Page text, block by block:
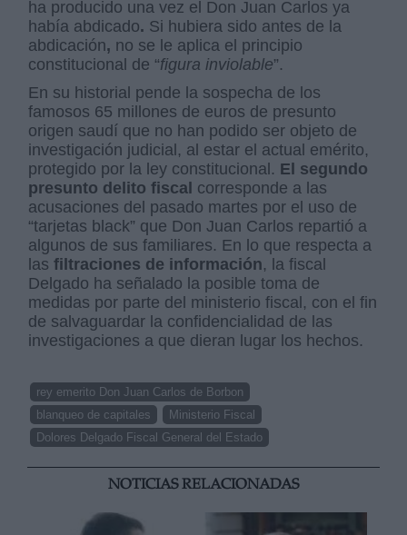
ha producido una vez el Don Juan Carlos ya
había abdicado. Si hubiera sido antes de la
abdicación, no se le aplica el principio
constitucional de “figura inviolable”.
En su historial pende la sospecha de los
famosos 65 millones de euros de presunto
origen saudí que no han podido ser objeto de
investigación judicial, al estar el actual emérito,
protegido por la ley constitucional. El segundo
presunto delito fiscal corresponde a las
acusaciones del pasado martes por el uso de
“tarjetas black” que Don Juan Carlos repartió a
algunos de sus familiares. En lo que respecta a
lasfiltraciones de información, la fiscal
Delgado ha señalado la posible toma de
medidas por parte del ministerio fiscal, con el fin
de salvaguardar la confidencialidad de las
investigaciones a que dieran lugar los hechos.
rey emerito Don Juan Carlos de Borbon
blanqueo de capitales
Ministerio Fiscal
Dolores Delgado Fiscal General del Estado
NOTICIAS RELACIONADAS